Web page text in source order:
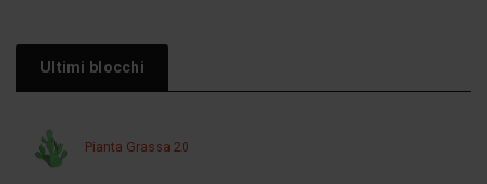
Ultimi blocchi
Pianta Grassa 20